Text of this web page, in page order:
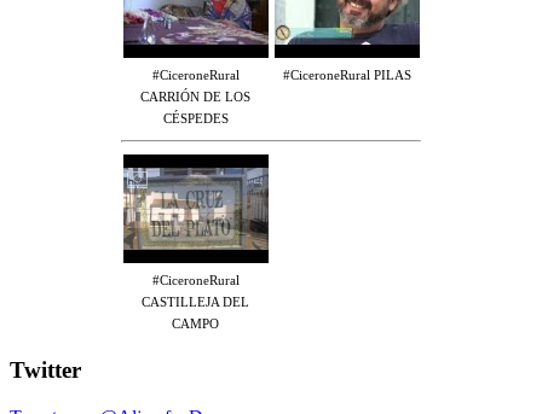
#CiceroneRural
CARRIÓN DE LOS
CÉSPEDES
#CiceroneRural PILAS
#CiceroneRural
CASTILLEJA DEL
CAMPO
Twitter